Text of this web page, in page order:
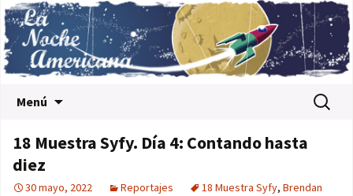
Menú Buscar:
18 Muestra Syfy. Día 4: Contando hasta
diez
30 mayo, 2022 Reportajes 18 Muestra Syfy, Brendan